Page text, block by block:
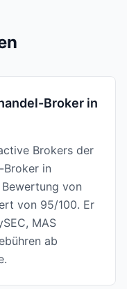
Broker in
Brokers der
in
von
von 95/100. Er
MAS
ab